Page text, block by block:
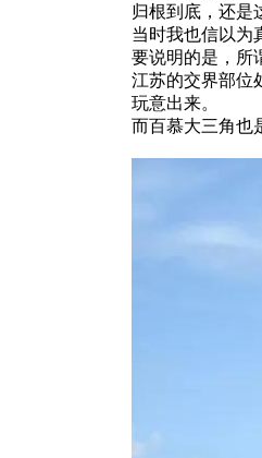
归根到底，还是
当时我也信以为
要说明的是，所
江苏的交界部位
玩意出来。
而百慕大三角也